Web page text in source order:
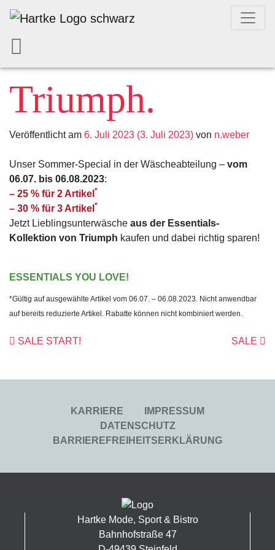
Triumph.
Veröffentlicht am 6. Juli 2023 (3. Juli 2023) von n.weber
Unser Sommer-Special in der Wäscheabteilung – vom
06.07. bis 06.08.2023:
– 25 % für 2 Artikel *
– 30 % für 3 Artikel *
Jetzt Lieblingsunterwäsche aus der Essentials-
Kollektion von Triumph kaufen und dabei richtig sparen!
ESSENTIALS YOU LOVE!
*Gültig auf ausgewählte Artikel vom 06.07. – 06.08.2023. Nicht anwendbar
auf bereits reduzierte Artikel. Rabatte können nicht kombiniert werden.
Beitrags-
SALE START! SALE
KARRIERE
IMPRESSUM
DATENSCHUTZ
BARRIEREFREIHEITSERKLÄRUNG
Hartke Mode, Sport & Bistro
Bahnhofstraße 47